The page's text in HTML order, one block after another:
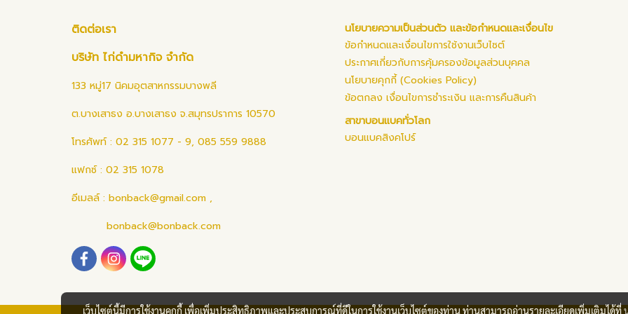
ติดต่อเรา
บริษัท ไก่ดำมหากิจ จำกัด
133 หมู่17 นิคมอุตสาหกรรมบางพลี
ต.บางเสาธง อ.บางเสาธง จ.สมุทรปราการ 10570
โทรศัพท์ : 02 315 1077 - 9, 085 559 9888
แฟกซ์ : 02 315 1078
อีเมลล์ : bonback@gmail.com ,
bonback@bonback.com
นโยบายความเป็นส่วนตัว และข้อกำหนดและเงื่อนไข
ข้อกำหนดและเงื่อนไขการใช้งานเว็บไซต์
ประกาศเกี่ยวกับการคุ้มครองข้อมูลส่วนบุคคล
นโยบายคุกกี้ (Cookies Policy)
ข้อตกลง เงื่อนไขการชำระเงิน และการคืนสินค้า
สาขาบอนแบคทั่วโลก
บอนแบคสิงคโปร์
เว็บไซต์นี้มีการใช้งานคุกกี้ เพื่อเพิ่มประสิทธิภาพและประสบการณ์ที่ดีในการใช้งานเว็บไซต์ของท่าน ท่านสามารถอ่านรายละเอียดเพิ่มเติมได้ที่